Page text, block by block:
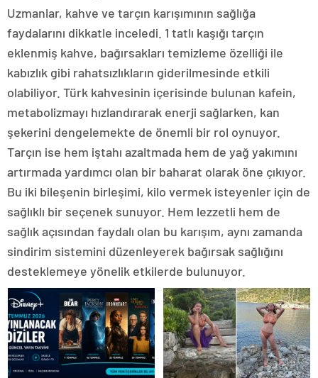
Uzmanlar, kahve ve tarçın karışımının sağlığa
faydalarını dikkatle inceledi. 1 tatlı kaşığı tarçın
eklenmiş kahve, bağırsakları temizleme özelliği ile
kabızlık gibi rahatsızlıkların giderilmesinde etkili
olabiliyor. Türk kahvesinin içerisinde bulunan kafein,
metabolizmayı hızlandırarak enerji sağlarken, kan
şekerini dengelemekte de önemli bir rol oynuyor.
Tarçın ise hem iştahı azaltmada hem de yağ yakımını
artırmada yardımcı olan bir baharat olarak öne çıkıyor.
Bu iki bileşenin birleşimi, kilo vermek isteyenler için de
sağlıklı bir seçenek sunuyor. Hem lezzetli hem de
sağlık açısından faydalı olan bu karışım, aynı zamanda
sindirim sistemini düzenleyerek bağırsak sağlığını
desteklemeye yönelik etkilerde bulunuyor.